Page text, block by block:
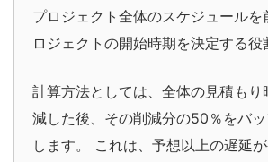
プロジェクト全体のスケジュール
ロジェクトの開始時期を決定する役
計算方法としては、全体の見積もり
減した後、その削減分の50％をバ
します。
これは、予想以上の遅延